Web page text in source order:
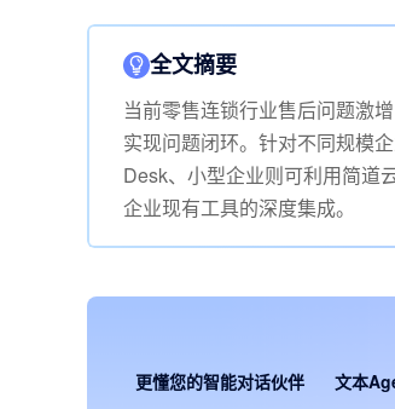
全文摘要
当前零售连锁行业售后问题激
实现问题闭环。针对不同规模
Desk、小型企业则可利用简道
企业现有工具的深度集成。
更懂您的智能对话伙伴 文本